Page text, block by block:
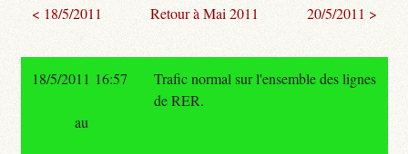
< 18/5/2011 Retour à Mai 2011 20/5/2011 >
18/5/2011 16:57
Trafic normal sur l'ensemble des lignes
de RER.
au